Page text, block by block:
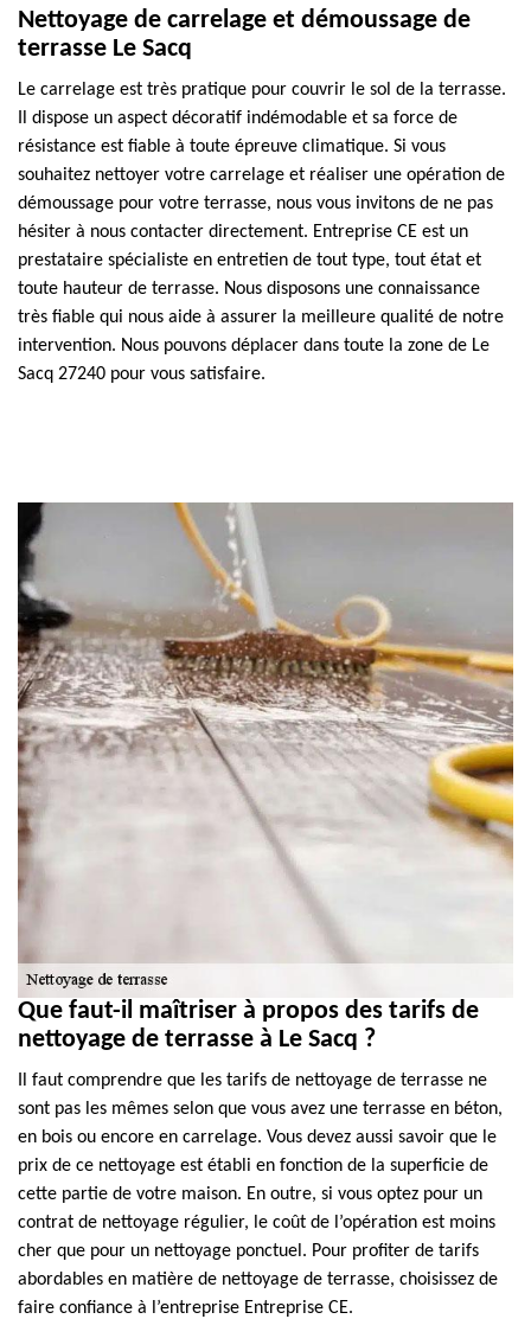
Nettoyage de carrelage et démoussage de
terrasse Le Sacq
Le carrelage est très pratique pour couvrir le sol de la terrasse.
Il dispose un aspect décoratif indémodable et sa force de
résistance est fiable à toute épreuve climatique. Si vous
souhaitez nettoyer votre carrelage et réaliser une opération de
démoussage pour votre terrasse, nous vous invitons de ne pas
hésiter à nous contacter directement. Entreprise CE est un
prestataire spécialiste en entretien de tout type, tout état et
toute hauteur de terrasse. Nous disposons une connaissance
très fiable qui nous aide à assurer la meilleure qualité de notre
intervention. Nous pouvons déplacer dans toute la zone de Le
Sacq 27240 pour vous satisfaire.
Que faut-il maîtriser à propos des tarifs de
nettoyage de terrasse à Le Sacq ?
Il faut comprendre que les tarifs de nettoyage de terrasse ne
sont pas les mêmes selon que vous avez une terrasse en béton,
en bois ou encore en carrelage. Vous devez aussi savoir que le
prix de ce nettoyage est établi en fonction de la superficie de
cette partie de votre maison. En outre, si vous optez pour un
contrat de nettoyage régulier, le coût de l’opération est moins
cher que pour un nettoyage ponctuel. Pour profiter de tarifs
abordables en matière de nettoyage de terrasse, choisissez de
faire confiance à l’entreprise Entreprise CE.